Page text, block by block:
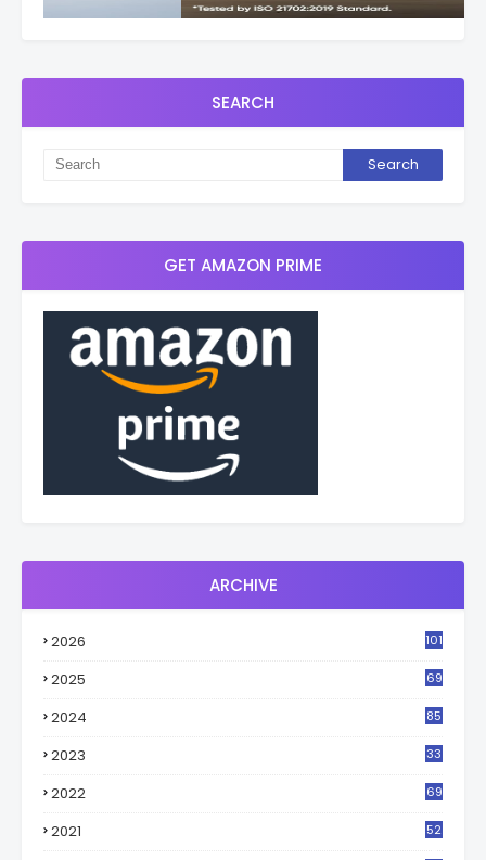
SEARCH
GET AMAZON PRIME
ARCHIVE
2026 101
2025 69
2024 85
2023
33
2022 69
2021
52